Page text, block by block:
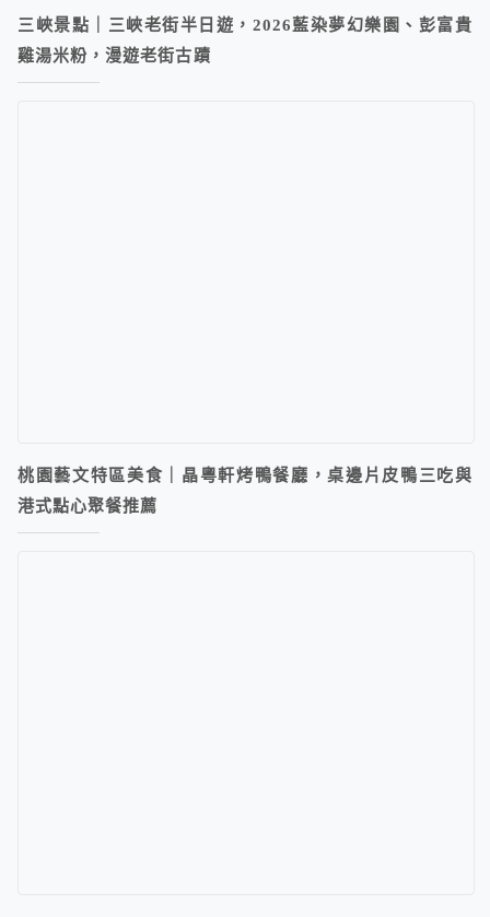
三峽景點｜三峽老街半日遊，2026藍染夢幻樂園、彭富貴
雞湯米粉，漫遊老街古蹟
桃園藝文特區美食｜晶粵軒烤鴨餐廳，桌邊片皮鴨三吃與
港式點心聚餐推薦